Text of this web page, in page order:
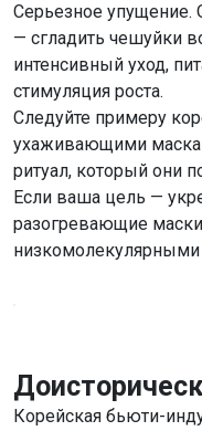
Серьезное упущение.
— сгладить чешуйки
интенсивный уход,
стимуляция роста.
Следуйте примеру
ухаживающими
ритуал, который они
Если ваша цель —
разогревающие
низкомолекулярными
Корейская бьюти-